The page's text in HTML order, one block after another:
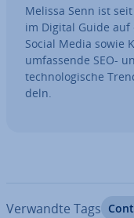
Melissa Senn ist
im Digital Guide auf
Social Media sowie
um­fas­sen­de SEO-
tech­no­lo­gi­sche
deln.
Verwandte Tags